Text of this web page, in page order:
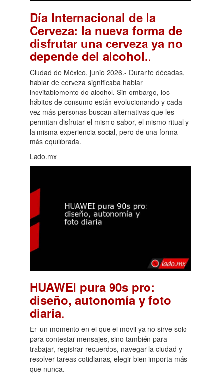
Día Internacional de la
Cerveza: la nueva forma de
disfrutar una cerveza ya no
depende del alcohol..
Ciudad de México, junio 2026.- Durante décadas,
hablar de cerveza significaba hablar
inevitablemente de alcohol. Sin embargo, los
hábitos de consumo están evolucionando y cada
vez más personas buscan alternativas que les
permitan disfrutar el mismo sabor, el mismo ritual y
la misma experiencia social, pero de una forma
más equilibrada.
Lado.mx
HUAWEI pura 90s pro:
diseño, autonomía y foto
diaria.
En un momento en el que el móvil ya no sirve solo
para contestar mensajes, sino también para
trabajar, registrar recuerdos, navegar la ciudad y
resolver tareas cotidianas, elegir bien importa más
que nunca.